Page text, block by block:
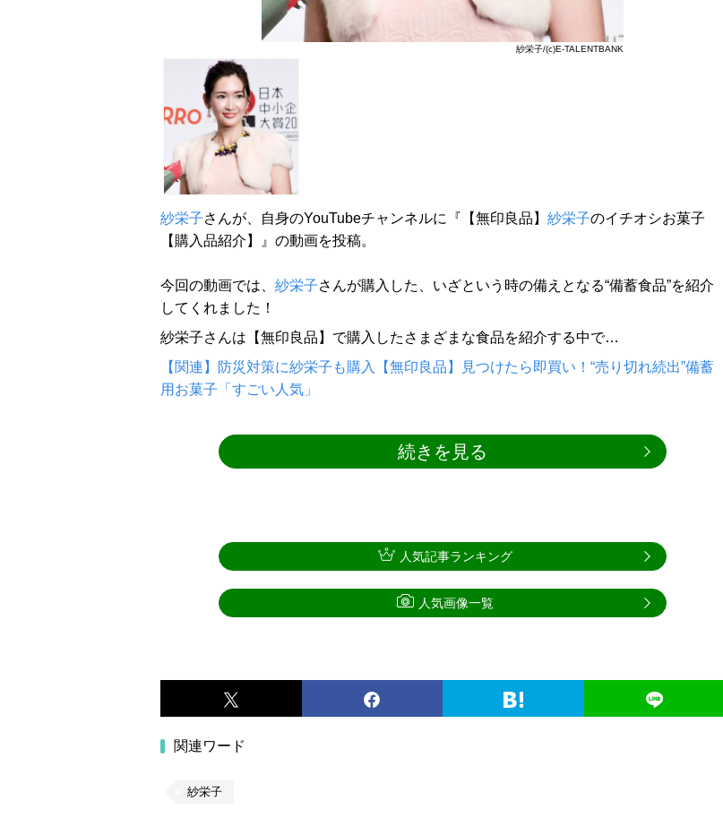
紗栄子/(c)E-TALENTBANK
紗栄子さんが、自身のYouTubeチャンネルに『【無印良品】 紗栄子のイチオシお菓子
【購入品紹介】』の動画を投稿。
今回の動画では、 紗栄子さんが購入した、いざという時の備えとなる“備蓄食品”を紹介
してくれました！
紗栄子さんは【無印良品】で購入したさまざまな食品を紹介する中で…
【関連】防災対策に紗栄子も購入【無印良品】見つけたら即買い！“売り切れ続出”備蓄
用お菓子「すごい人気」
続きを見る
関連ワード
紗栄子
人気記事ランキング
人気画像一覧